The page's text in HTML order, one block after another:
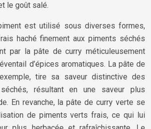
le goût salé.
est utilisé sous diverses formes,
haché finement aux piments séchés
par la pâte de curry méticuleusement
d’épices aromatiques. La pâte de
tire sa saveur distinctive des
résultant en une saveur plus
En revanche, la pâte de curry verte se
de piments verts frais, ce qui lui